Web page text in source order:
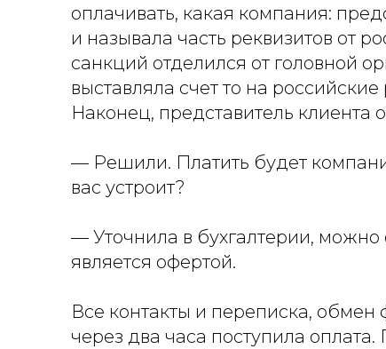
оплачивать, какая компания:
и называла часть реквизитов от
санкций отделился от головной
выставляла счет то на
Наконец, представитель клиента
— Решили. Платить будет
вас устроит?
— Уточнила в бухгалтерии, можно
является офертой.
Все контакты и переписка,
через два часа поступила